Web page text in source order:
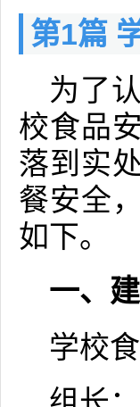
第1篇
为了
校食品
落到实
餐安全
如下。
一、
学校